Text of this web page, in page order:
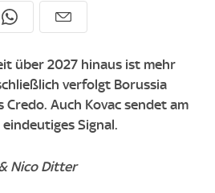
über 2027 hinaus ist mehr
verfolgt Borussia
Auch Kovac sendet am
Signal.
Nico Ditter